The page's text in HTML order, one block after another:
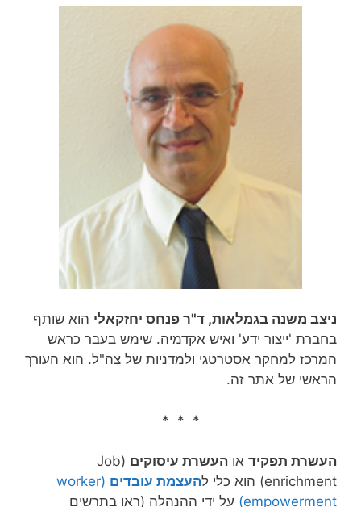
ניצב משנה בגמלאות, ד"ר פנחס יחזקאלי הוא שותף
בחברת 'ייצור ידע' ואיש אקדמיה. שימש בעבר כראש
המרכז למחקר אסטרטגי ולמדניות של צה"ל. הוא העורך
הראשי של אתר זה.
* * *
העשרת תפקיד או העשרת עיסוקים
(Job
enrichment) הוא כלי ל
העצמת עובדים (worker
empowerment)
על ידי ההנהלה (ראו בתרשים